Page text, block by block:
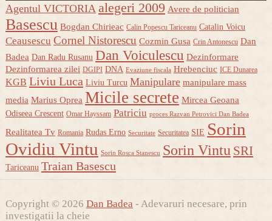
Agentul VICTORIA alegeri 2009 Avere de politician
Basescu Bogdan Chirieac Calin Popescu Tariceanu Catalin Voicu
Ceausescu Cornel Nistorescu Cozmin Gusa Crin Antonescu Dan
Badea Dan Radu Rusanu Dan Voiculescu Dezinformare
Dezinformarea zilei DGIPI DNA Evaziune fiscala Hrebenciuc ICE Dunarea
KGB Liviu Luca Liviu Turcu Manipulare manipulare mass
media Marius Oprea Micile secrete Mircea Geoana
Odiseea Crescent Omar Hayssam Patriciu proces Razvan Petrovici Dan Badea
Realitatea Tv Romania Rudas Erno Securitate Securitatea SIE Sorin
Ovidiu Vintu Sorin Rosca Stanescu Sorin Vintu SRI
Tariceanu Traian Basescu
Copyright © 2026 Dan Badea - Adevaruri necesare, prin
investigatii la cheie